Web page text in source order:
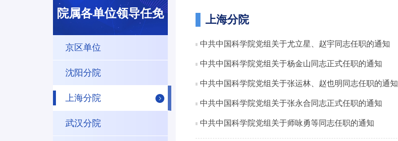
院属各单位领导任免
京区单位
沈阳分院
上海分院
武汉分院
上海分院
中共中国科学院党组关于尤立星、赵宇同志任职的通知
中共中国科学院党组关于杨金山同志正式任职的通知
中共中国科学院党组关于张运林、赵也明同志任职的通知
中共中国科学院党组关于张永合同志正式任职的通知
中共中国科学院党组关于师咏勇等同志任职的通知